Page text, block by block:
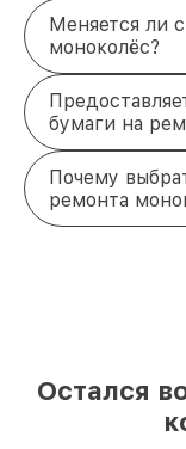
Меняется ли
моноколёс?
бумаги на
Почему
ремонта
Остался